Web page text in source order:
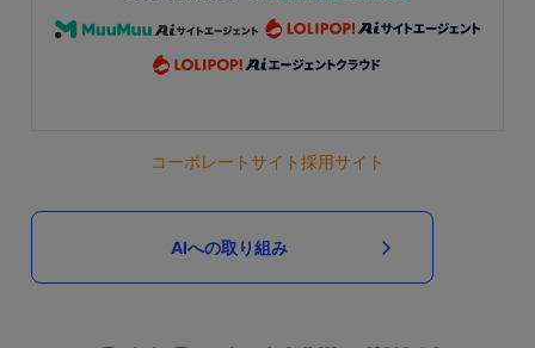
コーポレートサイト採用サイト
AIへの取り組み